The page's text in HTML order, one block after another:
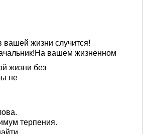
жизни случится!
вашем жизненном
жизни без
не
терпения.